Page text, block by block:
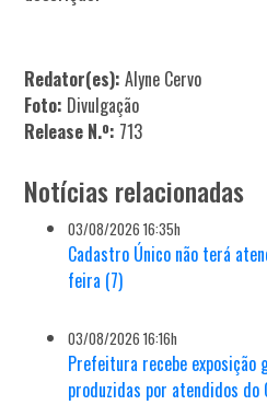
Redator(es): Alyne Cervo
Foto: Divulgação
Release N.º: 713
Notícias relacionadas
03/08/2026 16:35h
Cadastro Único não terá
feira (7)
03/08/2026 16:16h
Prefeitura recebe exposição
produzidas por atendidos do